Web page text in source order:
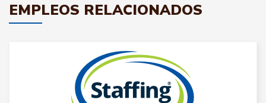
EMPLEOS RELACIONADOS